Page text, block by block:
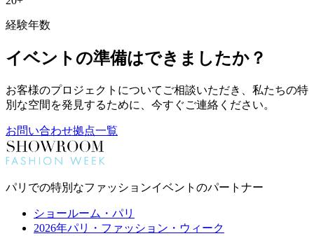
経験年数
イベントの準備はできましたか？
お客様のプロジェクトについてご相談いただき、私たちの特
別な空間を発見するために、今すぐご連絡ください。
お問い合わせ拠点一覧
パリでの特別なファッションイベントのパートナー
ショールーム・パリ
2026年パリ・ファッション・ウィーク